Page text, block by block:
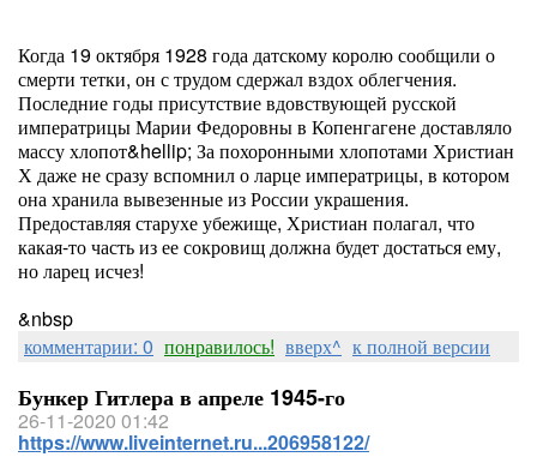
Когда 19 октября 1928 года датскому королю сообщили о
смерти тетки, он с трудом сдержал вздох облегчения.
Последние годы присутствие вдовствующей русской
императрицы Марии Федоровны в Копенгагене доставляло
массу хлопот&hellip; За похоронными хлопотами Христиан
Х даже не сразу вспомнил о ларце императрицы, в котором
она хранила вывезенные из России украшения.
Предоставляя старухе убежище, Христиан полагал, что
какая-то часть из ее сокровищ должна будет достаться ему,
но ларец исчез!
&nbsp
комментарии: 0 понравилось! вверх^ к полной версии
Бункер Гитлера в апреле 1945-го
26-11-2020 01:42
https://www.liveinternet.ru...206958122/